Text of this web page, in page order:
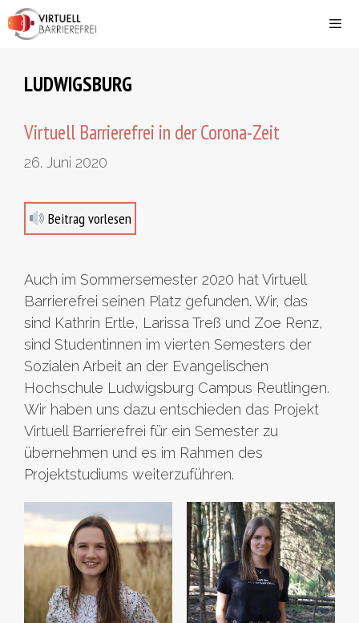
Zum
Inhalt
LUDWIGSBURG
Virtuell Barrierefrei in der Corona-Zeit
26. Juni 2020
Beitrag vorlesen
Auch im Sommersemester 2020 hat Virtuell
Barrierefrei seinen Platz gefunden. Wir, das
sind Kathrin Ertle, Larissa Treß und Zoe Renz,
sind Studentinnen im vierten Semesters der
Sozialen Arbeit an der Evangelischen
Hochschule Ludwigsburg Campus Reutlingen.
Wir haben uns dazu entschieden das Projekt
Virtuell Barrierefrei für ein Semester zu
übernehmen und es im Rahmen des
Projektstudiums weiterzuführen.